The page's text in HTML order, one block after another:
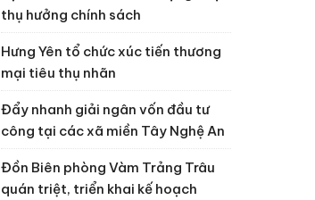
thụ hưởng chính sách
Hưng Yên tổ chức xúc tiến thương
mại tiêu thụ nhãn
Đẩy nhanh giải ngân vốn đầu tư
công tại các xã miền Tây Nghệ An
Đồn Biên phòng Vàm Trảng Trâu
quán triệt, triển khai kế hoạch